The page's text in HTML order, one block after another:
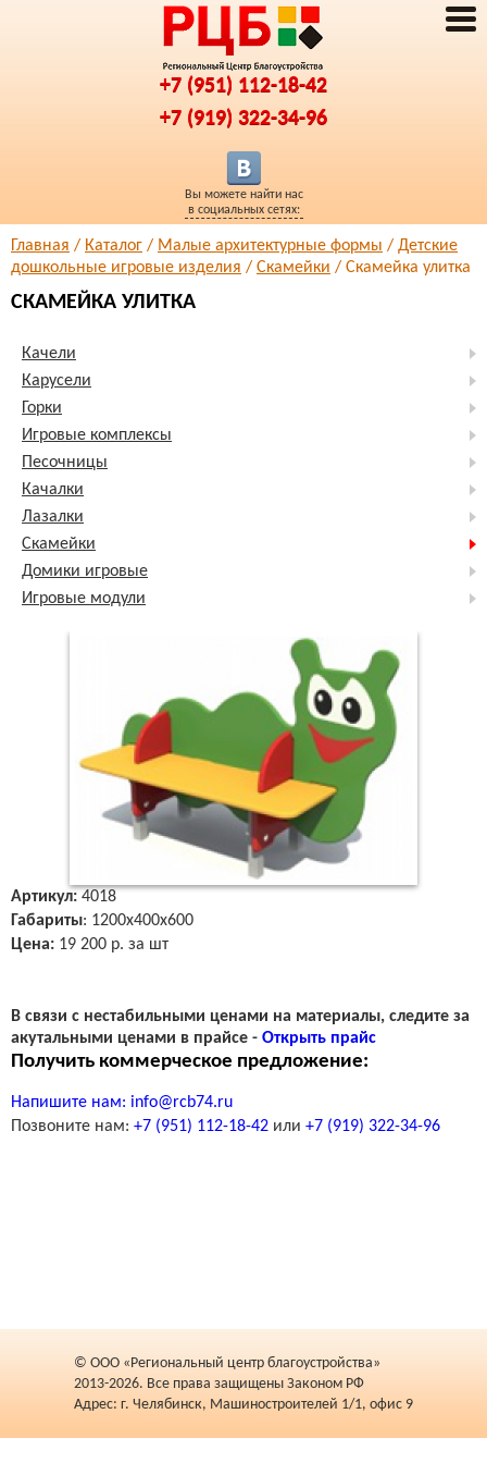
+7 (951) 112-18-42
+7 (919) 322-34-96
Вы можете найти нас
в социальных сетях:
Главная / Каталог / Малые архитектурные формы / Детские
дошкольные игровые изделия / Скамейки / Скамейка улитка
СКАМЕЙКА УЛИТКА
Качели
Карусели
Горки
Игровые комплексы
Песочницы
Качалки
Лазалки
Скамейки
Домики игровые
Игровые модули
Артикул: 4018
Габариты: 1200х400х600
Цена: 19 200 р. за шт
В связи с нестабильными ценами на материалы, следите за
акутальными ценами в прайсе - Открыть прайс
Получить коммерческое предложение:
Напишите нам: info@rcb74.ru
Позвоните нам: +7 (951) 112-18-42 или +7 (919) 322-34-96
© ООО «Региональный центр благоустройства»
2013-2026. Все права защищены Законом РФ
Адрес: г. Челябинск, Машиностроителей 1/1, офис 9